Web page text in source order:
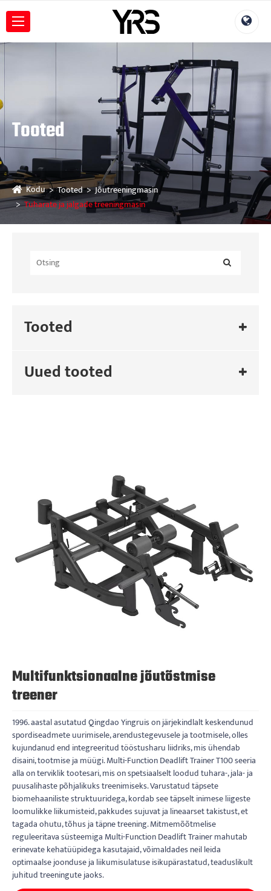
Tooted
Kodu Tooted
Jõutreeningmasin
Tuharate ja jalgade treeningmasin
Tooted
Uued tooted
Multifunktsionaalne jõutõstmise
treener
1996. aastal asutatud Qingdao Yingruis on järjekindlalt keskendunud
spordiseadmete uurimisele, arendustegevusele ja tootmisele, olles
kujundanud end integreeritud tööstusharu liidriks, mis ühendab
disaini, tootmise ja müügi. Multi-Function Deadlift Trainer T100 seeria
alla on terviklik tootesari, mis on spetsiaalselt loodud tuhara-, jala- ja
puusalihaste põhjalikuks treenimiseks. Varustatud täpsete
biomehaaniliste struktuuridega, kordab see täpselt inimese liigeste
loomulikke liikumisteid, pakkudes sujuvat ja lineaarset takistust, et
tagada ohutu, tõhus ja täpne treening. Mitmemõõtmelise
reguleeritava süsteemiga Multi-Function Deadlift Trainer mahutab
erinevate kehatüüpidega kasutajaid, võimaldades neil leida
optimaalse joonduse ja liikumisulatuse isikupärastatud, teaduslikult
juhitud treeningute jaoks.